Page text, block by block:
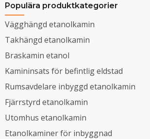
Populära produktkategorier
Vägghängd etanolkamin
Takhängd etanolkamin
Braskamin etanol
Kamininsats för befintlig eldstad
Rumsavdelare inbyggd etanolkamin
Fjärrstyrd etanolkamin
Utomhus etanolkamin
Etanolkaminer för inbyggnad